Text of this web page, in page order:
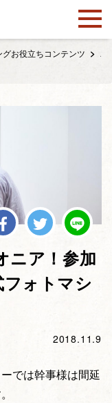
お役立ちコンテンツ パ
ニア！参加
ォトマシ
2018.11.9
では幹事様は間延